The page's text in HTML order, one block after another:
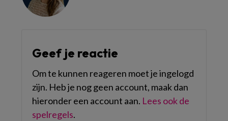
Geef je reactie
Om te kunnen reageren moet je ingelogd
zijn. Heb je nog geen account, maak dan
hieronder een account aan. Lees ook de
spelregels.